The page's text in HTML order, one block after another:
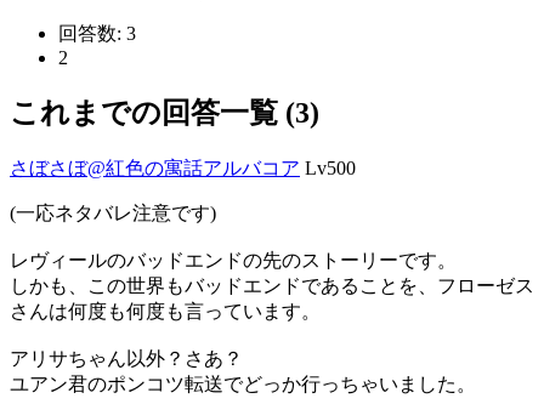
回答数: 3
2
これまでの回答一覧 (3)
さぼさぼ@紅色の寓話アルバコア Lv500
(一応ネタバレ注意です)
レヴィールのバッドエンドの先のストーリーです。
しかも、この世界もバッドエンドであることを、フローゼス
さんは何度も何度も言っています。
アリサちゃん以外？さあ？
ユアン君のポンコツ転送でどっか行っちゃいました。